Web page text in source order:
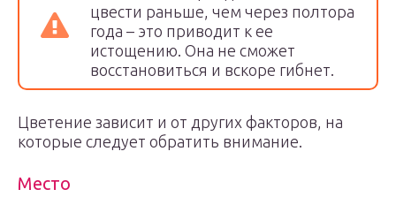
цвести раньше, чем через полтора
года – это приводит к ее
истощению. Она не сможет
восстановиться и вскоре гибнет.
Цветение зависит и от других факторов, на
которые следует обратить внимание.
Место